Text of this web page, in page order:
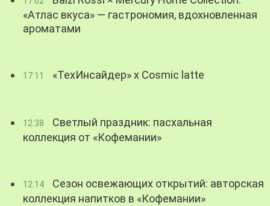
«Атлас вкуса» — гастрономия, вдохновленная
ароматами
17:11 «ТехИнсайдер» х Cosmic latte
12:38
Светлый праздник: пасхальная
коллекция от «Кофемании»
12:14
Сезон освежающих открытий: авторская
коллекция напитков в «Кофемании»